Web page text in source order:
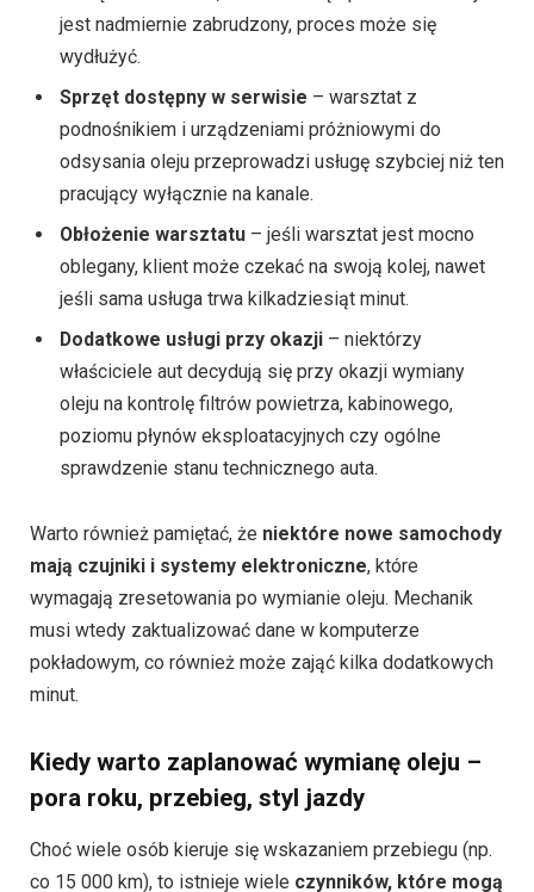
jest nadmiernie zabrudzony, proces może się
wydłużyć.
Sprzęt dostępny w serwisie – warsztat z
podnośnikiem i urządzeniami próżniowymi do
odsysania oleju przeprowadzi usługę szybciej niż ten
pracujący wyłącznie na kanale.
Obłożenie warsztatu – jeśli warsztat jest mocno
oblegany, klient może czekać na swoją kolej, nawet
jeśli sama usługa trwa kilkadziesiąt minut.
Dodatkowe usługi przy okazji – niektórzy
właściciele aut decydują się przy okazji wymiany
oleju na kontrolę filtrów powietrza, kabinowego,
poziomu płynów eksploatacyjnych czy ogólne
sprawdzenie stanu technicznego auta.
Warto również pamiętać, że niektóre nowe samochody
mają czujniki i systemy elektroniczne, które
wymagają zresetowania po wymianie oleju. Mechanik
musi wtedy zaktualizować dane w komputerze
pokładowym, co również może zająć kilka dodatkowych
minut.
Kiedy warto zaplanować wymianę oleju –
pora roku, przebieg, styl jazdy
Choć wiele osób kieruje się wskazaniem przebiegu (np.
co 15 000 km), to istnieje wiele czynników, które mogą